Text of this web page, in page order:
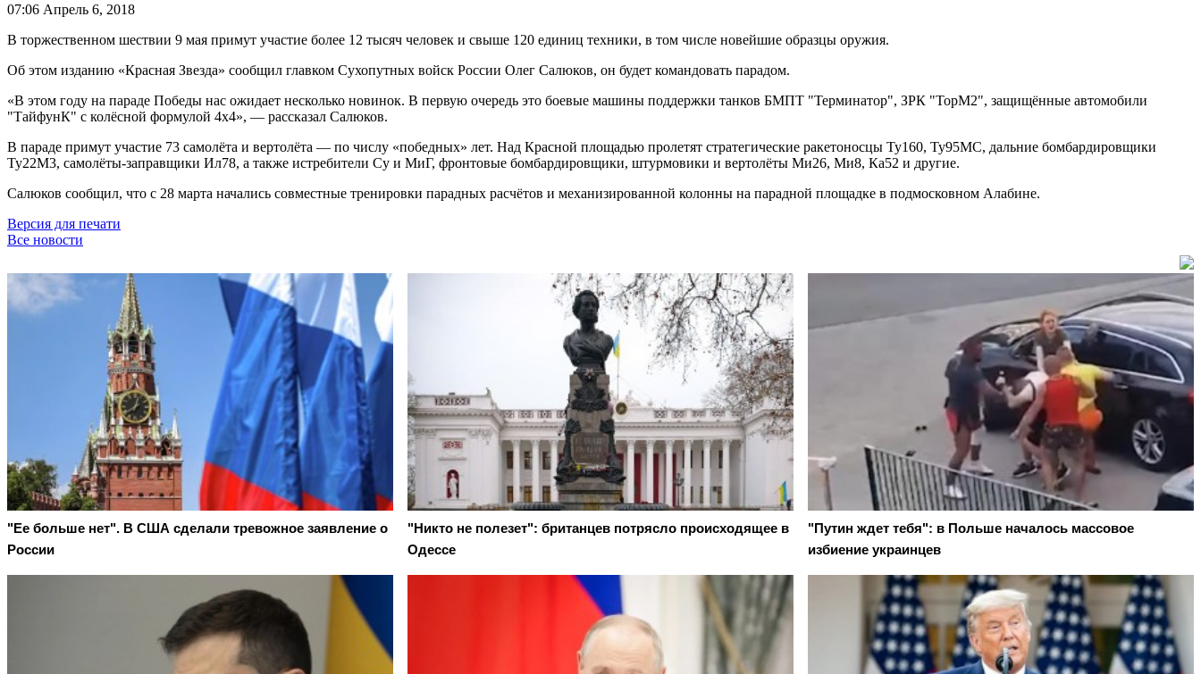
07:06 Апрель 6, 2018
В торжественном шествии 9 мая примут участие более 12 тысяч человек и свыше 120 единиц техники, в том числе новейшие образцы оружия.
Об этом изданию «Красная Звезда» сообщил главком Сухопутных войск России Олег Салюков, он будет командовать парадом.
«В этом году на параде Победы нас ожидает несколько новинок. В первую очередь это боевые машины поддержки танков БМПТ "Терминатор", ЗРК "ТорМ2", защищённые автомобили
"ТайфунК" с колёсной формулой 4х4», — рассказал Салюков.
В параде примут участие 73 самолёта и вертолёта — по числу «победных» лет. Над Красной площадью пролетят стратегические ракетоносцы Ту160, Ту95МС, дальние бомбардировщики
Ту22М3, самолёты-заправщики Ил78, а также истребители Су и МиГ, фронтовые бомбардировщики, штурмовики и вертолёты Ми26, Ми8, Ка52 и другие.
Салюков сообщил, что с 28 марта начались совместные тренировки парадных расчётов и механизированной колонны на парадной площадке в подмосковном Алабине.
Версия для печати
Все новости
"Ее больше нет". В США сделали тревожное заявление о
России
"Никто не полезет": британцев потрясло происходящее в
Одессе
"Путин ждет тебя": в Польше началось массовое
избиение украинцев